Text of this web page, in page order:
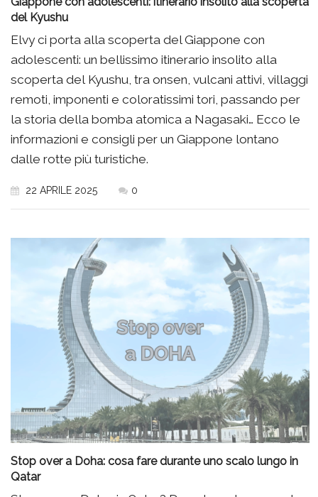
del Kyushu
Elvy ci porta alla scoperta del Giappone con
adolescenti: un bellissimo itinerario insolito alla
scoperta del Kyushu, tra onsen, vulcani attivi, villaggi
remoti, imponenti e coloratissimi tori, passando per
la storia della bomba atomica a Nagasaki… Ecco le
informazioni e consigli per un Giappone lontano
dalle rotte più turistiche.
22 APRILE 2025 0
Stop over a Doha: cosa fare durante uno scalo lungo in
Qatar